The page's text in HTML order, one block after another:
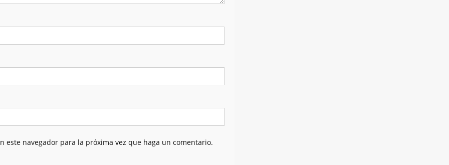
navegador para la próxima vez que haga un comentario.